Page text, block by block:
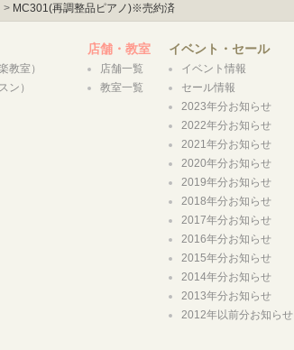
> MC301(再調整品ピアノ)※売約済
教室）
ン）
店舗・教室
店舗一覧
教室一覧
イベント・セール
イベント情報
セール情報
2023年分お知らせ
2022年分お知らせ
2021年分お知らせ
2020年分お知らせ
2019年分お知らせ
2018年分お知らせ
2017年分お知らせ
2016年分お知らせ
2015年分お知らせ
2014年分お知らせ
2013年分お知らせ
2012年以前分お知らせ